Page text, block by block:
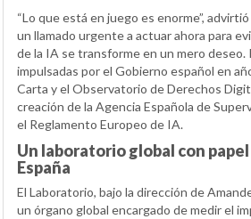
“Lo que está en juego es enorme”,
un llamado urgente a actuar ahora para
de la IA se transforme en un mero deseo.
impulsadas por el Gobierno español en
Carta y el Observatorio de Derechos
creación de la Agencia Española de
el Reglamento Europeo de IA.
Un laboratorio global con
España
El Laboratorio, bajo la dirección de
un órgano global encargado de medir el